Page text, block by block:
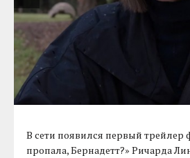
В сети появился первый трейлер
пропала, Бернадетт?» Ричарда